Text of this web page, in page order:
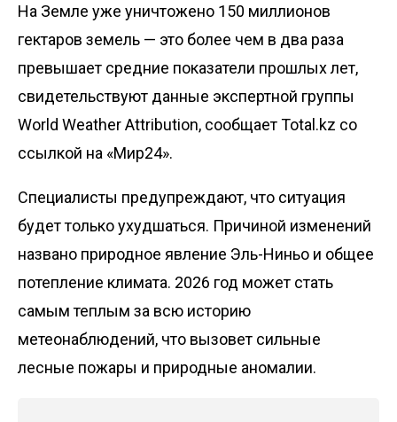
На Земле уже уничтожено 150 миллионов
гектаров земель — это более чем в два раза
превышает средние показатели прошлых лет,
свидетельствуют данные экспертной группы
World Weather Attribution, сообщает Total.kz со
ссылкой на «Мир24».
Специалисты предупреждают, что ситуация
будет только ухудшаться. Причиной изменений
названо природное явление Эль-Ниньо и общее
потепление климата. 2026 год может стать
самым теплым за всю историю
метеонаблюдений, что вызовет сильные
лесные пожары и природные аномалии.